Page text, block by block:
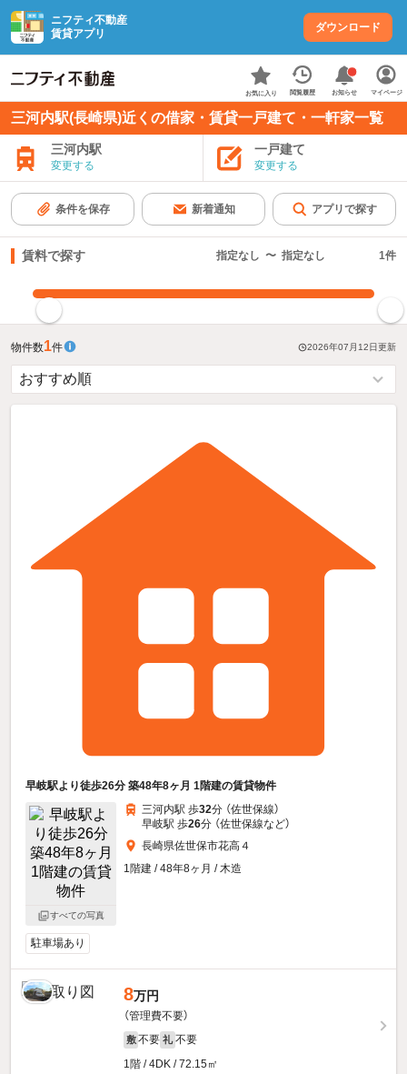
ニフティ不動産
賃貸アプリ
ダウンロード
お気に入り 閲覧履歴 お知らせ マイページ
三河内駅(長崎県)近くの借家・賃貸一戸建て・一軒家一覧
三河内駅
変更する
一戸建て
変更する
条件を保存 新着通知 アプリで探す
賃料で探す 指定なし 〜 指定なし 1件
物件数1件 2026年07月12日更新
早岐駅より徒歩26分 築48年8ヶ月 1階建の賃貸物件
すべての写真
三河内駅 歩32分 （佐世保線）
早岐駅 歩26分 （佐世保線など）
長崎県佐世保市花高４
1階建 / 48年8ヶ月 / 木造
駐車場あり
8万円
（管理費不要）
敷 不要 礼 不要
1階 / 4DK / 72.15㎡